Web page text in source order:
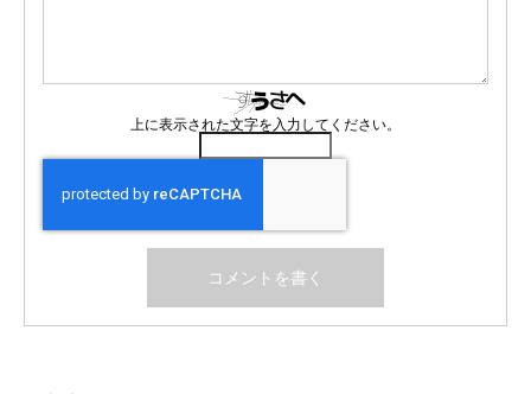
上に表示された文字を入力してください。